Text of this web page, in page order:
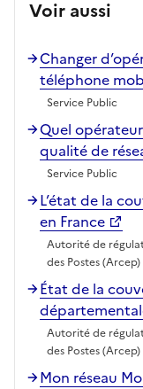
Voir aussi
Changer
téléphone
Service Public
Quel
qualité de
Service Public
L’état de la
en France
Autorité de
des Postes (Arcep)
État de la
Autorité de
des Postes (Arcep)
Mon réseau